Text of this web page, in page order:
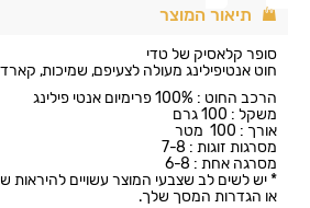
תיאור המוצר
סופר קלאסיק של טדי
חוט אנטיפילינג מעולה לצעיפם, שמיכות,
הרכב החוט : 100% פרימיום אנטי פילינג
משקל : 100 גרם
אורך : 100 מטר
מסרגות זוגות : 7-8
מסרגה אחת : 6-8
* יש לשים לב שצבעי המוצר עשויים להיראות
או הגדרות המסך שלך.